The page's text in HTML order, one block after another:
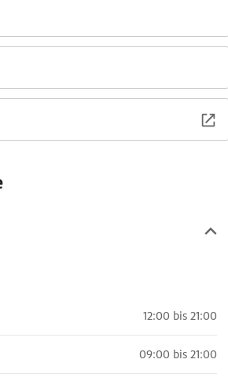
12:00 bis 21:00
09:00 bis 21:00